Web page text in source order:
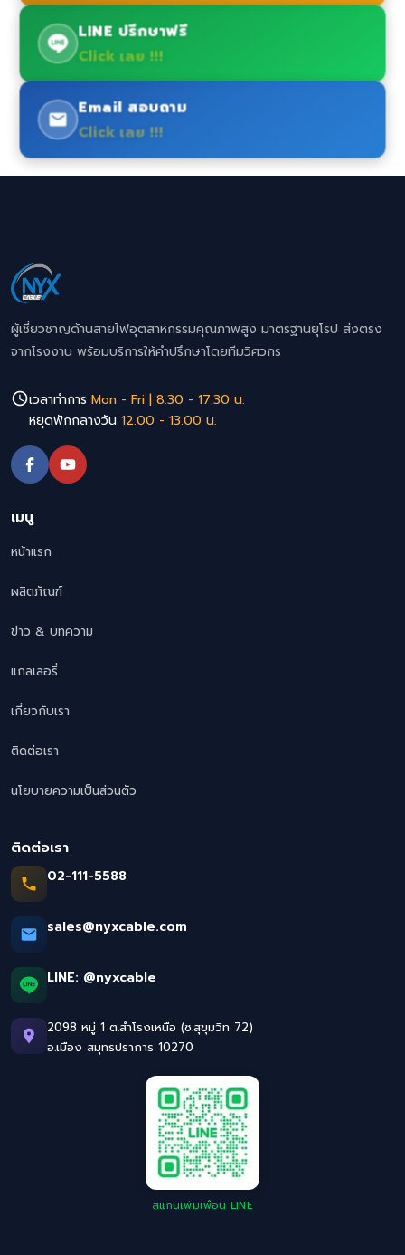
LINE ปรึกษาฟรี
Click เลย !!!
Email สอบถาม
Click เลย !!!
ผู้เชี่ยวชาญด้านสายไฟอุตสาหกรรมคุณภาพสูง มาตรฐานยุโรป ส่งตรง
จากโรงงาน พร้อมบริการให้คำปรึกษาโดยทีมวิศวกร
เวลาทำการ Mon - Fri | 8.30 - 17.30 น.
หยุดพักกลางวัน 12.00 - 13.00 น.
เมนู
หน้าแรก
ผลิตภัณฑ์
ข่าว & บทความ
แกลเลอรี่
เกี่ยวกับเรา
ติดต่อเรา
นโยบายความเป็นส่วนตัว
ติดต่อเรา
02-111-5588
sales@nyxcable.com
LINE: @nyxcable
2098 หมู่ 1 ต.สำโรงเหนือ (ซ.สุขุมวิท 72)
อ.เมือง สมุทรปราการ 10270
สแกนเพิ่มเพื่อน LINE